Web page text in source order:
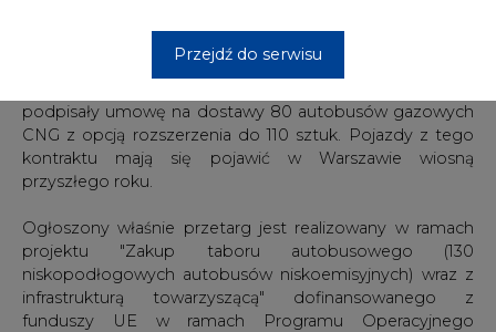
Przejdź do serwisu
elektrycznych, 4 pojazdy z napędem hybrydowym i 35
podpisały umowę na dostawy 80 autobusów gazowych
CNG z opcją rozszerzenia do 110 sztuk. Pojazdy z tego
kontraktu mają się pojawić w Warszawie wiosną
przyszłego roku.
Ogłoszony właśnie przetarg jest realizowany w ramach
projektu "Zakup taboru autobusowego (130
niskopodłogowych autobusów niskoemisyjnych) wraz z
infrastrukturą towarzyszącą" dofinansowanego z
funduszy UE w ramach Programu Operacyjnego